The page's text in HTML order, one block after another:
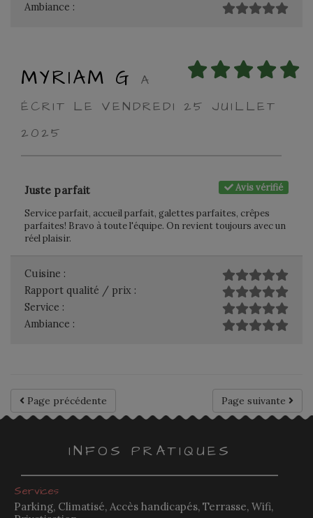
Ambiance :
MYRIAM G
A
ÉCRIT LE VENDREDI 25 JUILLET
2025
Avis vérifié
Juste parfait
Service parfait, accueil parfait, galettes parfaites, crêpes
parfaites! Bravo à toute l'équipe. On revient toujours avec un
réel plaisir.
Cuisine :
Rapport qualité / prix :
Service :
Ambiance :
Page suivante
Page précédente
INFOS PRATIQUES
Services
Parking, Climatisé, Accès handicapés, Terrasse, Wifi,